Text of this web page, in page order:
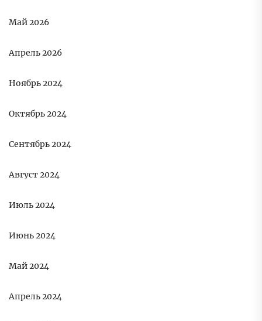
Май 2026
Апрель 2026
Ноябрь 2024
Октябрь 2024
Сентябрь 2024
Август 2024
Июль 2024
Июнь 2024
Май 2024
Апрель 2024